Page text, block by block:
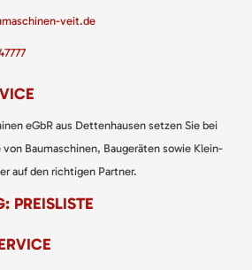
veit.de
eGbR aus Dettenhausen setzen Sie bei
Baumaschinen, Baugeräten sowie Klein-
auf den richtigen Partner.
PREISLISTE